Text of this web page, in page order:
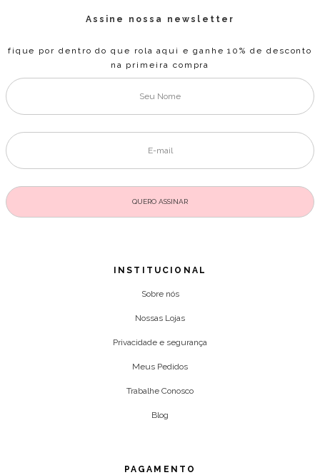
Assine nossa newsletter
fique por dentro do que rola aqui e ganhe 10% de desconto
na primeira compra
INSTITUCIONAL
Sobre nós
Nossas Lojas
Privacidade e segurança
Meus Pedidos
Trabalhe Conosco
Blog
PAGAMENTO